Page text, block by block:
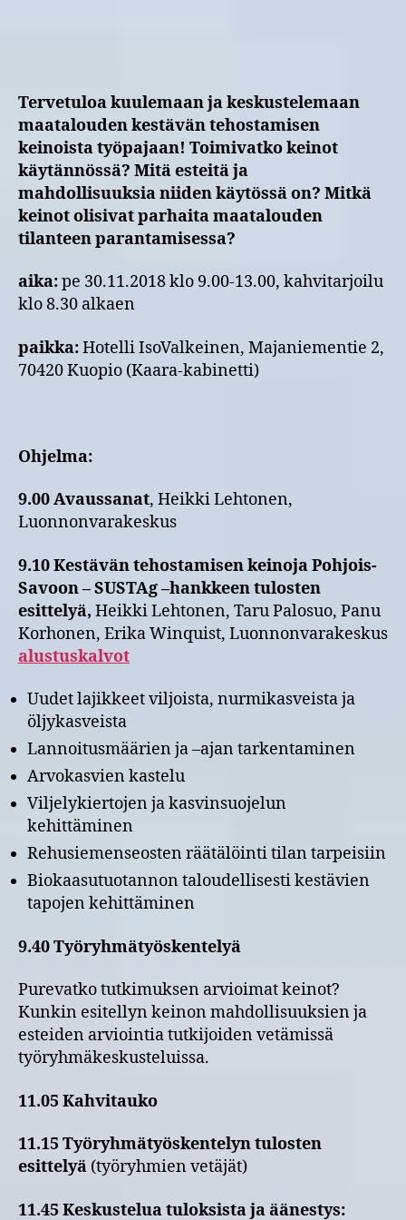
Tervetuloa kuulemaan ja keskustelemaan
maatalouden kestävän tehostamisen
keinoista työpajaan! Toimivatko keinot
käytännössä? Mitä esteitä ja
mahdollisuuksia niiden käytössä on? Mitkä
keinot olisivat parhaita maatalouden
tilanteen parantamisessa?
aika:pe 30.11.2018 klo 9.00-13.00, kahvitarjoilu
klo 8.30 alkaen
paikka:Hotelli IsoValkeinen, Majaniementie 2,
70420 Kuopio (Kaara-kabinetti)
Ohjelma:
9.00 Avaussanat, Heikki Lehtonen,
Luonnonvarakeskus
9.10 Kestävän tehostamisen keinoja Pohjois-
Savoon – SUSTAg –hankkeen tulosten
esittelyä, Heikki Lehtonen, Taru Palosuo, Panu
Korhonen, Erika Winquist, Luonnonvarakeskus
alustuskalvot
Uudet lajikkeet viljoista, nurmikasveista ja
öljykasveista
Lannoitusmäärien ja –ajan tarkentaminen
Arvokasvien kastelu
Viljelykiertojen ja kasvinsuojelun
kehittäminen
Rehusiemenseosten räätälöinti tilan tarpeisiin
Biokaasutuotannon taloudellisesti kestävien
tapojen kehittäminen
9.40 Työryhmätyöskentelyä
Purevatko tutkimuksen arvioimat keinot?
Kunkin esitellyn keinon mahdollisuuksien ja
esteiden arviointia tutkijoiden vetämissä
työryhmäkeskusteluissa.
11.05 Kahvitauko
11.15 Työryhmätyöskentelyn tulosten
esittelyä (työryhmien vetäjät)
11.45 Keskustelua tuloksista ja äänestys: